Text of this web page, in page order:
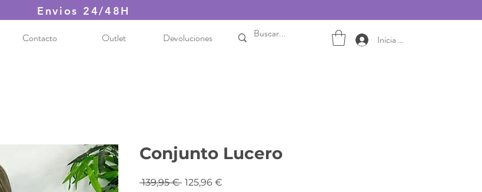
Envios 24/48H
Contacto Outlet Devoluciones Inicia sesión
Conjunto Lucero
139,95 € Precio
125,96 €